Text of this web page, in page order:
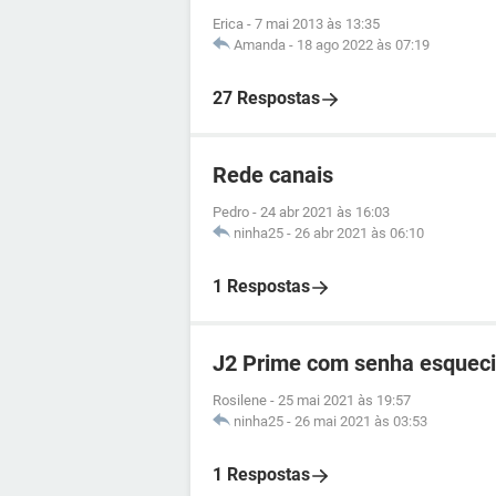
Erica - 7 mai 2013 às 13:35
Amanda - 18 ago 2022 às 07:19
27 Respostas
Rede canais
Pedro - 24 abr 2021 às 16:03
ninha25 - 26 abr 2021 às 06:10
1 Respostas
J2 Prime com senha
Rosilene - 25 mai 2021 às 19:57
ninha25 - 26 mai 2021 às 03:53
1 Respostas